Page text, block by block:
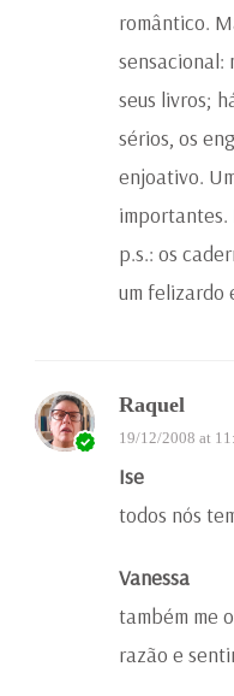
romântico.
sensacional:
seus livros;
sérios, os
enjoativo.
importantes.
p.s.: os
um felizardo
Raquel
19/12/2008 at
Ise
todos nós
Vanessa
também me
razão e